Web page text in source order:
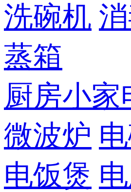
洗碗机
蒸箱
厨房小家
微波炉
电饭煲